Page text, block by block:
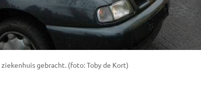
gebracht. (foto: Toby de Kort)